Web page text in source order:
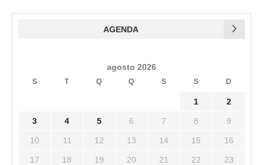
AGENDA
agosto 2026
S T Q Q S S D
1 2
3 4 5 6 7 8 9
10 11 12 13 14 15 16
17 18 19 20 21 22 23